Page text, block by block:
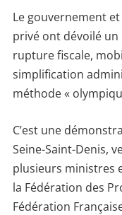
Le gouvernement
privé ont dévoilé un
rupture fiscale,
simplification
méthode «
C’est une
Seine-Saint-Denis,
plusieurs ministres
la Fédération des
Fédération